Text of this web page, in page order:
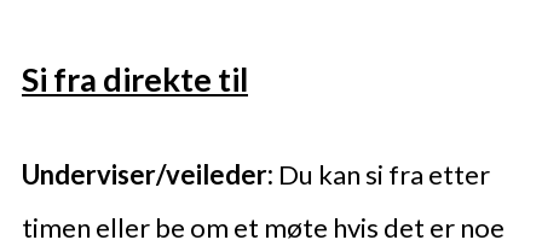
Si fra direkte til
Underviser/veileder: Du kan si fra etter
timen eller be om et møte hvis det er noe